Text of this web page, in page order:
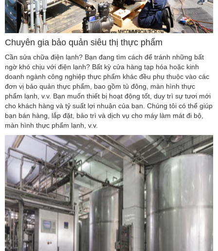
Chuyên gia bảo quản siêu thị thực phẩm
Cần sửa chữa điện lạnh? Bạn đang tìm cách để tránh những bất
ngờ khó chịu với điện lạnh? Bất kỳ cửa hàng tạp hóa hoặc kinh
doanh ngành công nghiệp thực phẩm khác đều phụ thuộc vào các
đơn vị bảo quản thực phẩm, bao gồm tủ đông, màn hình thực
phẩm lạnh, v.v. Bạn muốn thiết bị hoạt động tốt, duy trì sự tươi mới
cho khách hàng và tỷ suất lợi nhuận của bạn. Chúng tôi có thể giúp
bạn bán hàng, lắp đặt, bảo trì và dịch vụ cho máy làm mát đi bộ,
màn hình thực phẩm lạnh, v.v.